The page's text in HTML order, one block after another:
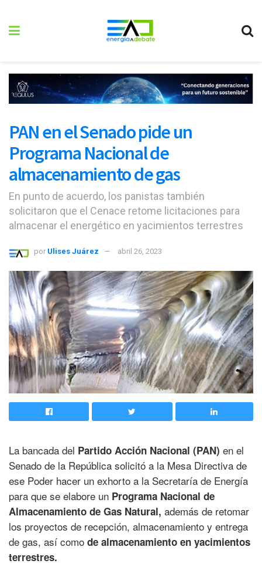
PAN en el Senado pide un
Programa Nacional de
almacenamiento de gas
En punto de acuerdo, los panistas también
solicitaron que el Cenace retome licitaciones para
almacenar el energético en yacimientos terrestres
por Ulises Juárez abril 26, 2023
La bancada del Partido Acción Nacional (PAN) en el
Senado de la República solicitó a la Mesa Directiva de
ese Poder hacer un exhorto a la Secretaría de Energía
para que se elabore un Programa Nacional de
Almacenamiento de Gas Natural, además de retomar
los proyectos de recepción, almacenamiento y entrega
de gas, así como de almacenamiento en yacimientos
terrestres.